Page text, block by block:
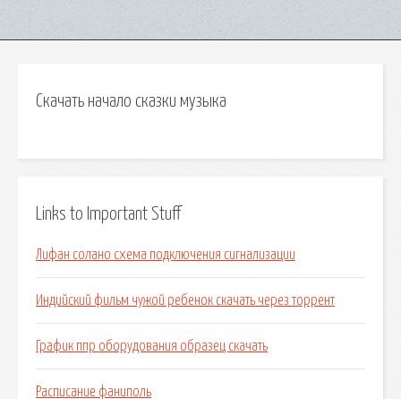
Скачать начало сказки музыка
Links to Important Stuff
Лифан солано схема подключения сигнализации
Индийский фильм чужой ребенок скачать через торрент
График ппр оборудования образец скачать
Расписание фаниполь